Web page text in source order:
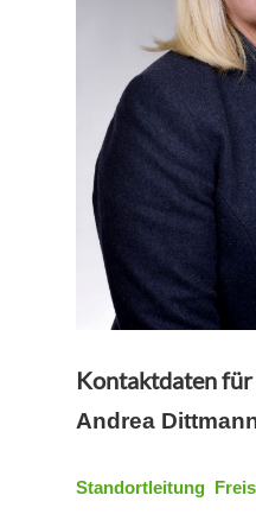
Kontaktdaten für
Andrea
Standortleitung